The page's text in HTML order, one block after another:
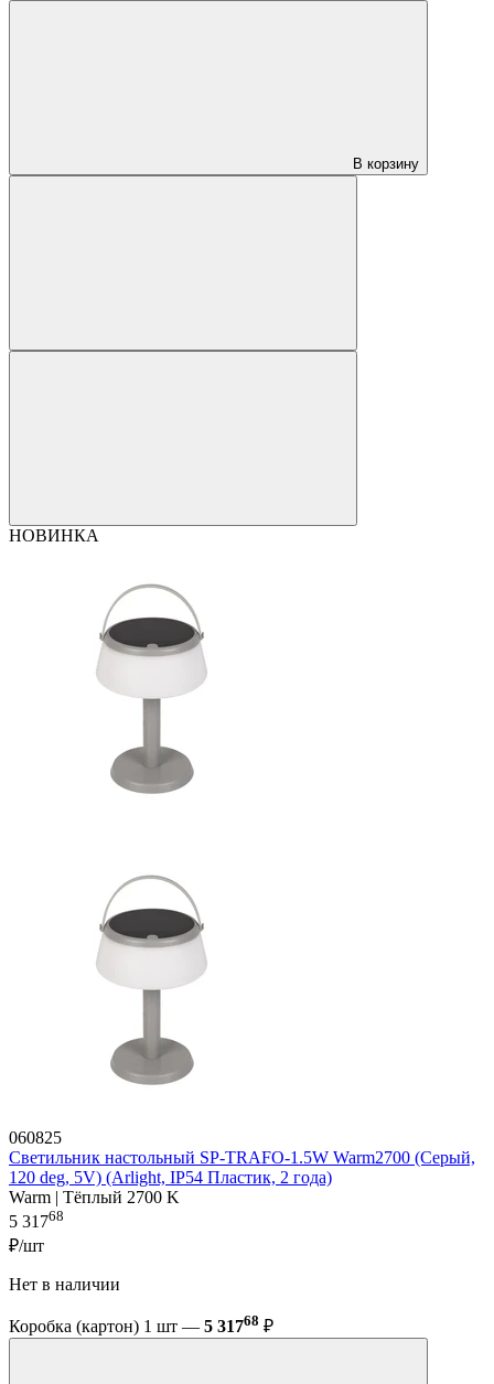
В корзину
НОВИНКА
060825
Светильник настольный SP-TRAFO-1.5W Warm2700 (Серый,
120 deg, 5V) (Arlight, IP54 Пластик, 2 года)
Warm | Тёплый 2700 K
5 31768
₽/шт
Нет в наличии
Коробка (картон) 1 шт — 5 31768 ₽